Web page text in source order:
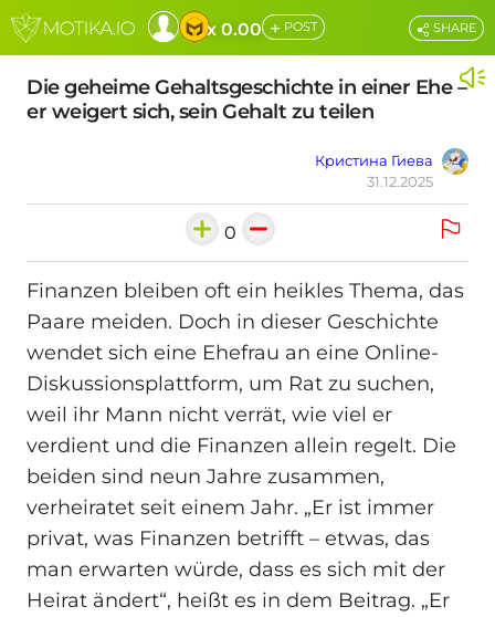
x 0.00 + POST
Die geheime Gehaltsgeschichte in einer Ehe –
er weigert sich, sein Gehalt zu teilen
Кристина Гиева
31.12.2025
SHARE
0
Finanzen bleiben oft ein heikles Thema, das
Paare meiden. Doch in dieser Geschichte
wendet sich eine Ehefrau an eine Online-
Diskussionsplattform, um Rat zu suchen,
weil ihr Mann nicht verrät, wie viel er
verdient und die Finanzen allein regelt. Die
beiden sind neun Jahre zusammen,
verheiratet seit einem Jahr. „Er ist immer
privat, was Finanzen betrifft – etwas, das
man erwarten würde, dass es sich mit der
Heirat ändert“, heißt es in dem Beitrag. „Er